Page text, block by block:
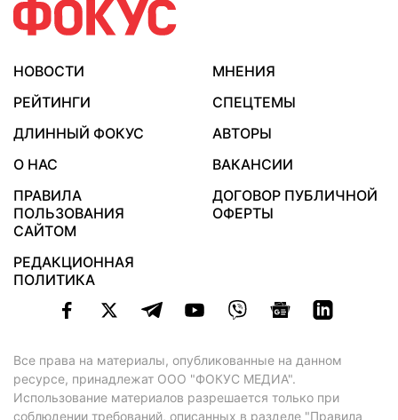
НОВОСТИ
МНЕНИЯ
РЕЙТИНГИ
СПЕЦТЕМЫ
ДЛИННЫЙ ФОКУС
АВТОРЫ
О НАС
ВАКАНСИИ
ПРАВИЛА
ПОЛЬЗОВАНИЯ
САЙТОМ
ДОГОВОР ПУБЛИЧНОЙ
ОФЕРТЫ
РЕДАКЦИОННАЯ
ПОЛИТИКА
Все права на материалы, опубликованные на данном
ресурсе, принадлежат ООО "ФОКУС МЕДИА".
Использование материалов разрешается только при
соблюдении требований, описанных в разделе "Правила